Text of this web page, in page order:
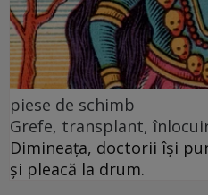
piese de schimb
Grefe, transplant,
Dimineața, doctorii își
și pleacă la drum.